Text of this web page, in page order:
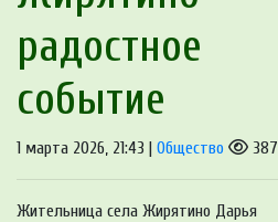
радостное
событие
1 марта 2026, 21:43 | Общество 387
Жительница села Жирятино Дарья